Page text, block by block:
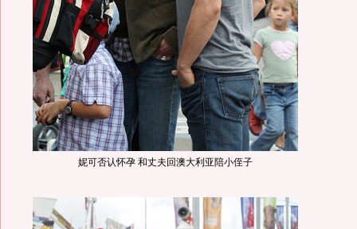
妮可否认怀孕 和丈夫回澳大利亚陪小侄子